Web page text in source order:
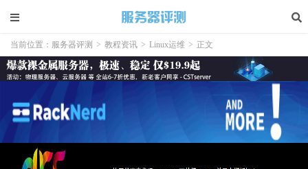
当前位置： 服务器评测 > 教程资讯 > Linux运维 > 正文